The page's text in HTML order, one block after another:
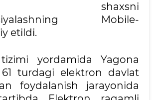
shaxsni
Mobile-
etildi.
yordamida Yagona
turdagi elektron davlat
foydalanish jarayonida